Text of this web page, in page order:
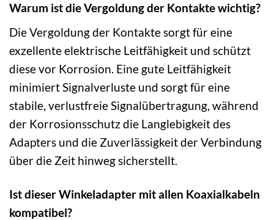
Warum ist die Vergoldung der Kontakte wichtig?
Die Vergoldung der Kontakte sorgt für eine
exzellente elektrische Leitfähigkeit und schützt
diese vor Korrosion. Eine gute Leitfähigkeit
minimiert Signalverluste und sorgt für eine
stabile, verlustfreie Signalübertragung, während
der Korrosionsschutz die Langlebigkeit des
Adapters und die Zuverlässigkeit der Verbindung
über die Zeit hinweg sicherstellt.
Ist dieser Winkeladapter mit allen Koaxialkabeln
kompatibel?